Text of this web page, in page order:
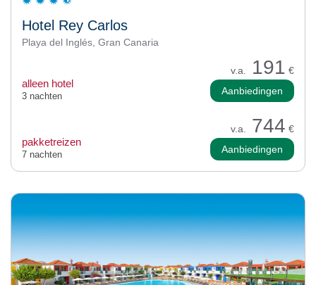
Hotel Rey Carlos
Playa del Inglés, Gran Canaria
v.a. 191 €
alleen hotel
3 nachten Aanbiedingen
v.a. 744 €
pakketreizen
7 nachten Aanbiedingen